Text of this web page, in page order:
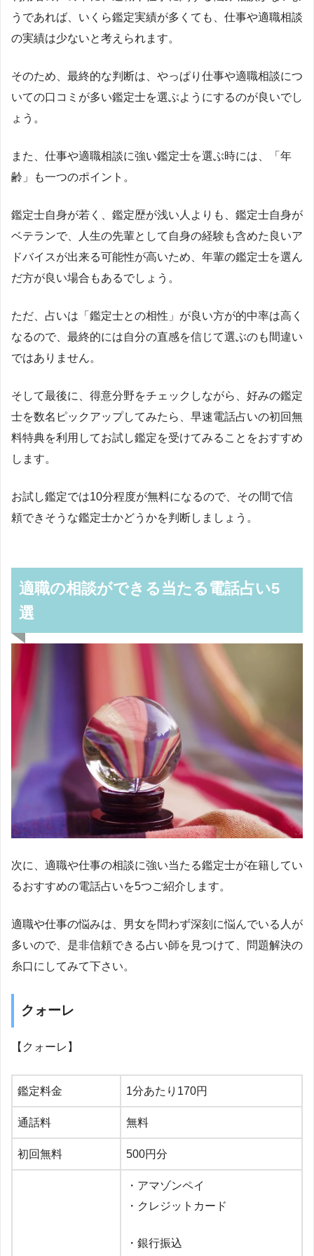
うであれば、いくら鑑定実績が多くても、仕事や適職相談
の実績は少ないと考えられます。
そのため、最終的な判断は、やっぱり仕事や適職相談につ
いての口コミが多い鑑定士を選ぶようにするのが良いでし
ょう。
また、仕事や適職相談に強い鑑定士を選ぶ時には、「年
齢」も一つのポイント。
鑑定士自身が若く、鑑定歴が浅い人よりも、鑑定士自身が
ベテランで、人生の先輩として自身の経験も含めた良いア
ドバイスが出来る可能性が高いため、年輩の鑑定士を選ん
だ方が良い場合もあるでしょう。
ただ、占いは「鑑定士との相性」が良い方が的中率は高く
なるので、最終的には自分の直感を信じて選ぶのも間違い
ではありません。
そして最後に、得意分野をチェックしながら、好みの鑑定
士を数名ピックアップしてみたら、早速電話占いの初回無
料特典を利用してお試し鑑定を受けてみることをおすすめ
します。
お試し鑑定では10分程度が無料になるので、その間で信
頼できそうな鑑定士かどうかを判断しましょう。
適職の相談ができる当たる電話占い5
選
次に、適職や仕事の相談に強い当たる鑑定士が在籍してい
るおすすめの電話占いを5つご紹介します。
適職や仕事の悩みは、男女を問わず深刻に悩んでいる人が
多いので、是非信頼できる占い師を見つけて、問題解決の
糸口にしてみて下さい。
クォーレ
【クォーレ】
鑑定料金 1分あたり 170円
通話料 無料
初回無料 500円分
・アマゾンペイ
・クレジットカード
・銀行振込